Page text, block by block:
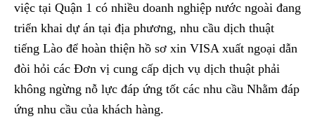
việc tại Quận 1 có nhiều doanh nghiệp nước ngoài đang
triển khai dự án tại địa phương, nhu cầu dịch thuật
tiếng Lào để hoàn thiện hồ sơ xin VISA xuất ngoại dẫn
đòi hỏi các Đơn vị cung cấp dịch vụ dịch thuật phải
không ngừng nỗ lực đáp ứng tốt các nhu cầu Nhằm đáp
ứng nhu cầu của khách hàng.